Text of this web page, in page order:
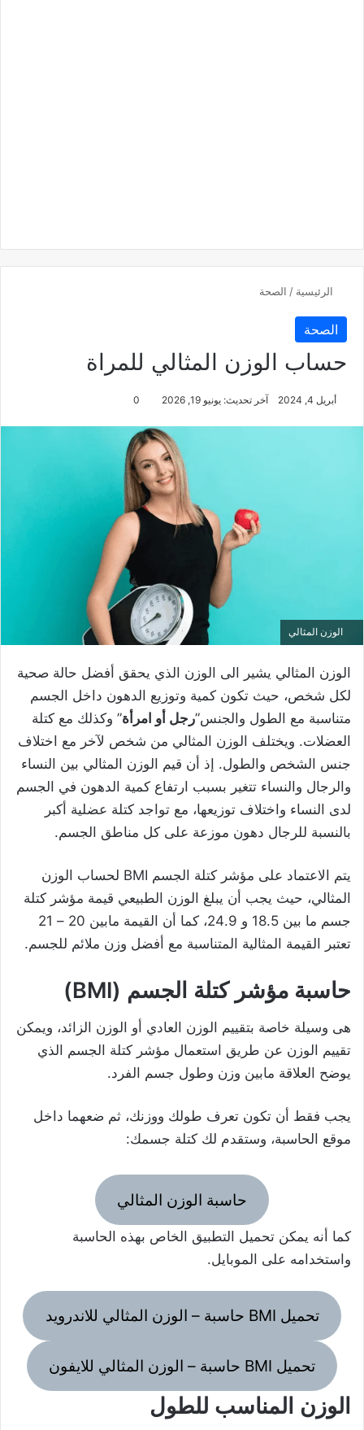
الرئيسية / الصحة
الصحة
حساب الوزن المثالي للمراة
أبريل 4, 2024 آخر تحديث: يونيو 19, 2026 0
الوزن المثالي
الوزن المثالي يشير الى الوزن الذي يحقق أفضل حالة صحية
لكل شخص، حيث تكون كمية وتوزيع الدهون داخل الجسم
متناسبة مع الطول والجنس”رجل أو امرأة” وكذلك مع كتلة
العضلات. ويختلف الوزن المثالي من شخص لآخر مع اختلاف
جنس الشخص والطول. إذ أن قيم الوزن المثالي بين النساء
والرجال والنساء تتغير بسبب ارتفاع كمية الدهون في الجسم
لدى النساء واختلاف توزيعها، مع تواجد كتلة عضلية أكبر
بالنسبة للرجال دهون موزعة على كل مناطق الجسم.
يتم الاعتماد على مؤشر كتلة الجسم BMI لحساب الوزن
المثالي، حيث يجب أن يبلغ الوزن الطبيعي قيمة مؤشر كتلة
جسم ما بين 18.5 و 24.9، كما أن القيمة مابين 20 – 21
تعتبر القيمة المثالية المتناسبة مع أفضل وزن ملائم للجسم.
حاسبة مؤشر كتلة الجسم (BMI)
هى وسيلة خاصة بتقييم الوزن العادي أو الوزن الزائد، ويمكن
تقييم الوزن عن طريق استعمال مؤشر كتلة الجسم الذي
يوضح العلاقة مابين وزن وطول جسم الفرد.
يجب فقط أن تكون تعرف طولك ووزنك، ثم ضعهما داخل
موقع الحاسبة، وستقدم لك كتلة جسمك:
حاسبة الوزن المثالي
كما أنه يمكن تحميل التطبيق الخاص بهذه الحاسبة
واستخدامه على الموبايل.
تحميل BMI حاسبة – الوزن المثالي للاندرويد
تحميل BMI حاسبة – الوزن المثالي للايفون
الوزن المناسب للطول